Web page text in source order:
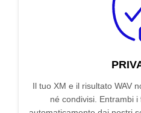
Il tuo XM e il risultato WAV
né condivisi. Entrambi